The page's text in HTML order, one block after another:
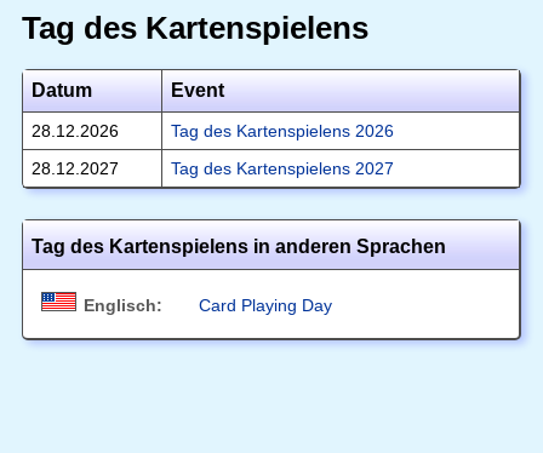
Tag des Kartenspielens
Datum Event
28.12.2026
Tag des Kartenspielens 2026
28.12.2027
Tag des Kartenspielens 2027
Tag des Kartenspielens in anderen Sprachen
Englisch: Card Playing Day